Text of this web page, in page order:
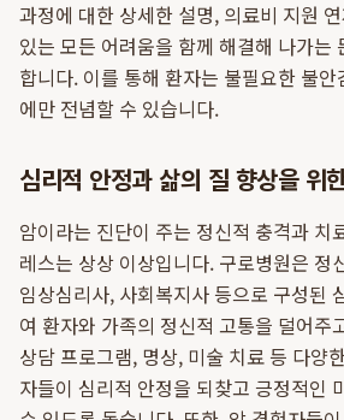
과정에 대한 상세한 설명, 의료비 지원
있는 모든 어려움을 함께 해결해 나가는
합니다. 이를 통해 환자는 불필요한 불
에만 전념할 수 있습니다.
심리적 안정과 삶의 질 향상을 위
암이라는 진단이 주는 정신적 충격과 치
레스는 상상 이상입니다. 구로병원은 정
임상심리사, 사회복지사 등으로 구성된
여 환자와 가족의 정신적 고통을 덜어주
상담 프로그램, 명상, 미술 치료 등 다양
자들이 심리적 안정을 되찾고 긍정적인